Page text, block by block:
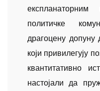
политичке
драгоцену
који привилегују
квантитативно
настојали да